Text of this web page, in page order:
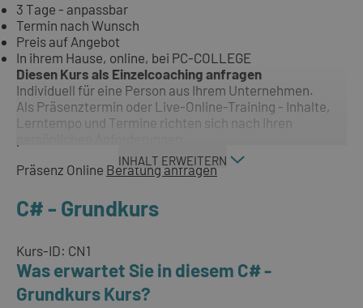
3 Tage - anpassbar
Termin nach Wunsch
Preis auf Angebot
In ihrem Hause, online, bei PC-COLLEGE
Diesen Kurs als Einzelcoaching anfragen
Individuell für eine Person aus Ihrem Unternehmen.
Als Präsenztermin oder Live-Online-Training - Inhalte,
Lerntempo und Termine richten sich nach Ihren
INHALT ERWEITERN
Präsenz Online Beratung anfragen
C# - Grundkurs
Kurs-ID: CN1
Was erwartet Sie in diesem C# -
Grundkurs Kurs?